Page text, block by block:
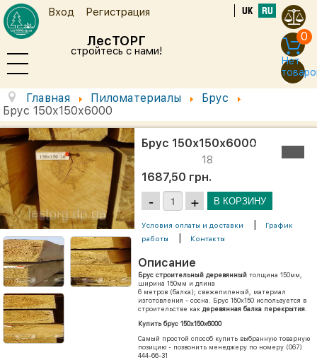
ЛесТОРГ
стройтесь с нами!
Вход Регистрация UK RU
0
Нет
Главная Пиломатериалы
Брус
Брус 150х150х6000
Брус 150х150х6000
18
1687,50 грн.
Условия оплаты и доставки |
График
работы
| Контакты
Описание
Брус строительный деревянный толщина 150мм,
ширина 150мм и длина
6 метров (балка); свежепиленый, материал
изготовления - сосна. Брус 150х150 используется в
строительстве как деревянная балка перекрытия
Купить брус 150х150х6000
Самый простой способ купить выбранную товарную
позицию - позвонить менеджеру по номеру (067)
444-66-31